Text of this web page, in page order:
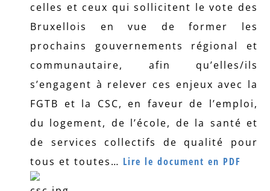
celles et ceux qui sollicitent le vote des
Bruxellois en vue de former les
prochains gouvernements régional et
communautaire, afin qu’elles/ils
s’engagent à relever ces enjeux avec la
FGTB et la CSC, en faveur de l’emploi,
du logement, de l’école, de la santé et
de services collectifs de qualité pour
tous et toutes… Lire le document en PDF